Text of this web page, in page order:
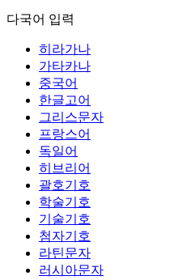
다국어 입력
히라가나
가타카나
중국어
한글고어
그리스문자
프랑스어
독일어
히브리어
괄호기호
학술기호
기술기호
첨자기호
라틴문자
러시아문자